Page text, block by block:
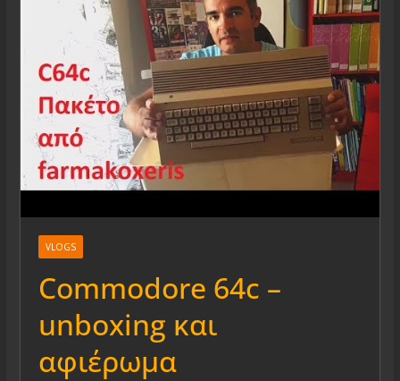
VLOGS
Commodore 64c –
unboxing και
αφιέρωμα